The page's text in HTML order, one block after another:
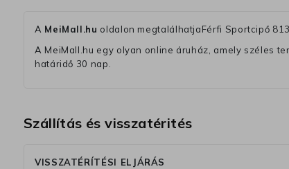
A MeiMall.hu oldalon megtalálhatjaFérfi Sportcipő
A MeiMall.hu egy olyan online áruház, amely széles
határidő 30 nap.
Szállítás és visszatérités
VISSZATÉRÍTÉSI ELJÁRÁS